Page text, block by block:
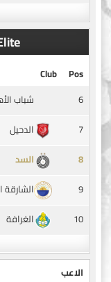
Pos
Club
6
شباب
7
الدحيل
8
السد
9
الشارقة
10
الغرافة
الاعب